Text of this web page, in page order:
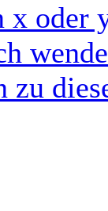
oder
zu